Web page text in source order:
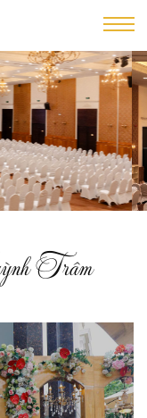
Trâm